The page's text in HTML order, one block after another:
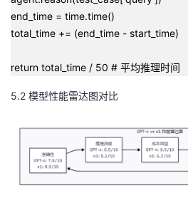
end_time = time.time()
total_time += (end_time - start_time)
return total_time / 50 # 平均推理时间
5.2 模型性能雷达图对比